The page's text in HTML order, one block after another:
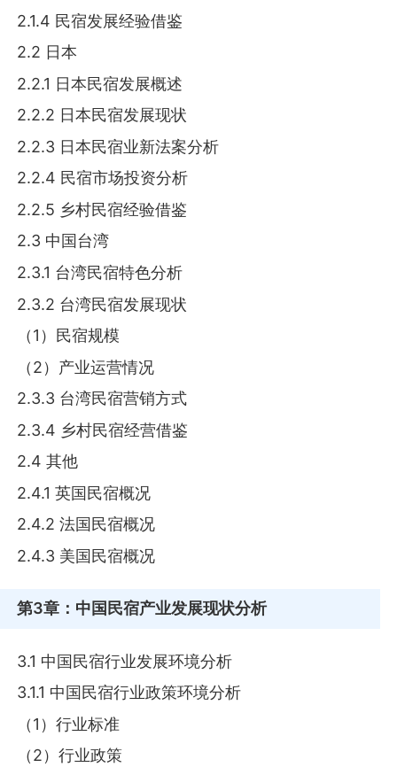
2.1.4 民宿发展经验借鉴
2.2 日本
2.2.1 日本民宿发展概述
2.2.2 日本民宿发展现状
2.2.3 日本民宿业新法案分析
2.2.4 民宿市场投资分析
2.2.5 乡村民宿经验借鉴
2.3 中国台湾
2.3.1 台湾民宿特色分析
2.3.2 台湾民宿发展现状
（1）民宿规模
（2）产业运营情况
2.3.3 台湾民宿营销方式
2.3.4 乡村民宿经营借鉴
2.4 其他
2.4.1 英国民宿概况
2.4.2 法国民宿概况
2.4.3 美国民宿概况
第3章 ：中国民宿产业发展现状分析
3.1 中国民宿行业发展环境分析
3.1.1 中国民宿行业政策环境分析
（1）行业标准
（2）行业政策